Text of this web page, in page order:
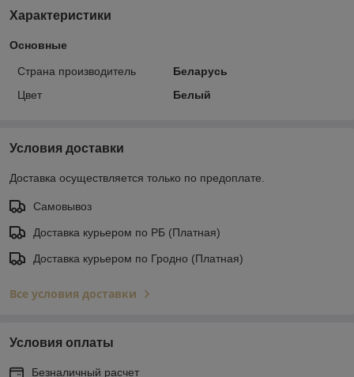
Характеристики
Основные
Страна производитель
Беларусь
Цвет
Белый
Условия доставки
Доставка осуществляется только по предоплате.
Самовывоз
Доставка курьером по РБ (Платная)
Доставка курьером по Гродно (Платная)
Все условия доставки
Условия оплаты
Безналичный расчет